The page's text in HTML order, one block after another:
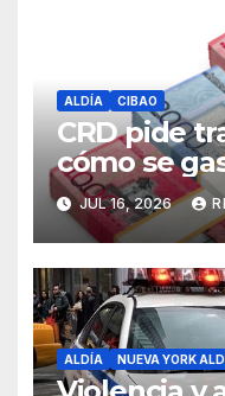
ALDÍA CIBAO
CRD pide
cómo se
Seguro
JUL 16, 2026
ALDÍA NUEVA YORK